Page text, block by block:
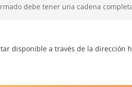
debe tener una cadena
disponible a través de la dirección